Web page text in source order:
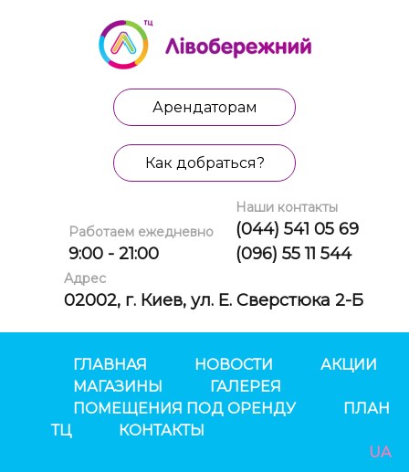
Арендаторам
Как добраться?
Работаем ежедневно
9:00 - 21:00
Наши контакты
(044) 541 05 69
(096) 55 11 544
Адрес
02002, г. Киев, ул. Е. Сверстюка 2-Б
ГЛАВНАЯ НОВОСТИ
АКЦИИ
МАГАЗИНЫ
ГАЛЕРЕЯ
ПОМЕЩЕНИЯ ПОД ОРЕНДУ
ПЛАН
ТЦ
КОНТАКТЫ
UA